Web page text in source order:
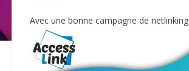
Avec une bonne campagne de netlinking